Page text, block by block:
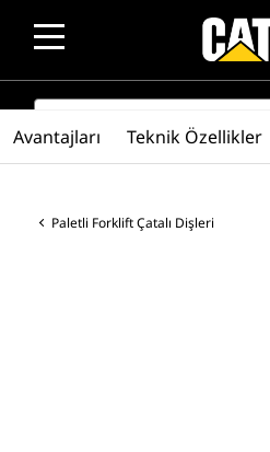
SEARCH
Paletli Forklift Çatalı Dişleri
Avantajları Teknik Özellikler